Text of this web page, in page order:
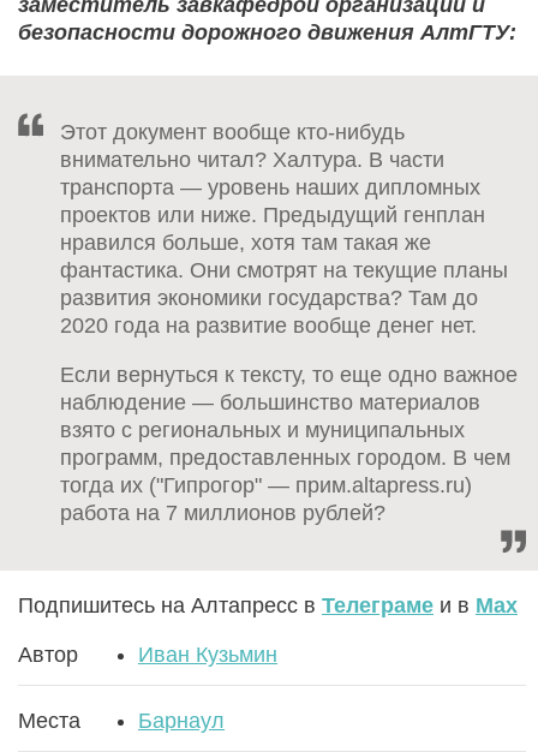
безопасности дорожного движения АлтГТУ:
Этот документ вообще кто-нибудь
внимательно читал? Халтура. В части
транспорта — уровень наших дипломных
проектов или ниже. Предыдущий генплан
нравился больше, хотя там такая же
фантастика. Они смотрят на текущие планы
развития экономики государства? Там до
2020 года на развитие вообще денег нет.
Если вернуться к тексту, то еще одно важное
наблюдение — большинство материалов
взято с региональных и муниципальных
программ, предоставленных городом. В чем
тогда их ("Гипрогор" — прим.altapress.ru)
работа на 7 миллионов рублей?
Подпишитесь на Алтапресс в Телеграме и в Max
Автор Иван Кузьмин
Места Барнаул